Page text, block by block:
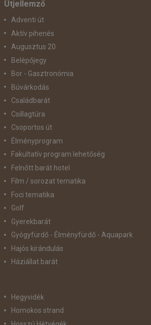
Útjellemző
Adventi út
Aktív pihenés
Augusztus 20
Belépőjegy
Bor - Gasztronómia
Búvárkodás
Családbarát
Csillagtúra
Csoportos út
Élményprogram
Fakultatív program lehetőség
Felnőtt barát hotel
Film / sorozat tematika
Foci tematika
Golf
Gyerekbarát
Gyógyfürdő - Élményfürdő - Aquapark
Hajós kirándulás
Háziállat barát
Hegyvidék
Homokos strand